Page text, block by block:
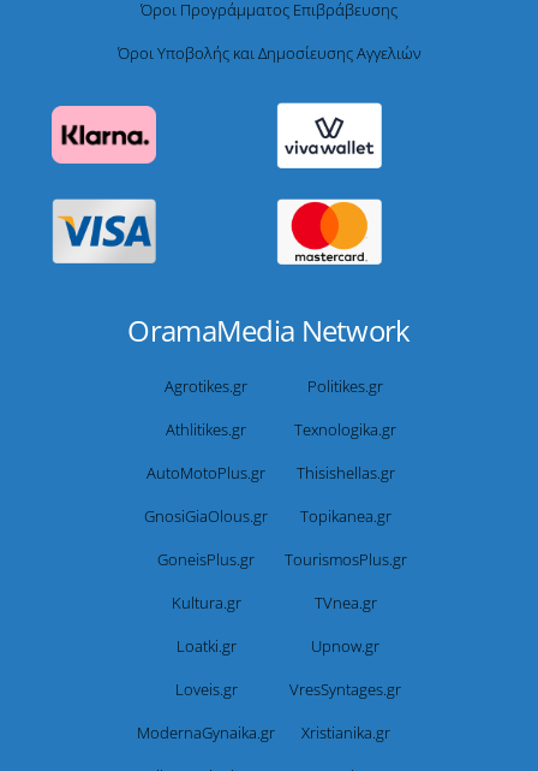
Όροι Προγράμματος Επιβράβευσης
Όροι Υποβολής και Δημοσίευσης Αγγελιών
OramaMedia Network
Agrotikes.gr
Politikes.gr
Athlitikes.gr
Texnologika.gr
AutoMotoPlus.gr
Thisishellas.gr
GnosiGiaOlous.gr
Topikanea.gr
GoneisPlus.gr
TourismosPlus.gr
Kultura.gr
TVnea.gr
Loatki.gr
Upnow.gr
Loveis.gr
VresSyntages.gr
ModernaGynaika.gr
Xristianika.gr